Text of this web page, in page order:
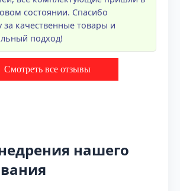
состоянии. Спасибо
за качественные товары и
подход!
Смотреть все отзывы
нашего